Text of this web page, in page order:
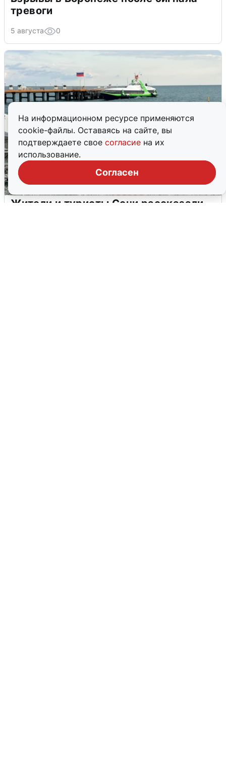
На информационном ресурсе применяются
cookie-файлы. Оставаясь на сайте, вы
подтверждаете свое согласие на их
использование.
Согласен
тревоги
5 августа 0
Жители и туристы Сочи рассказали